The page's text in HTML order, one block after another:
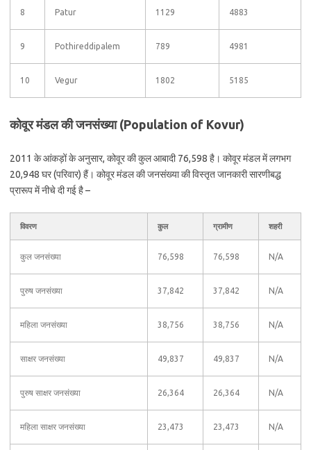
8 Patur 1129 4883
9 Pothireddipalem 789 4981
10 Vegur 1802 5185
कोवूर मंडल की जनसंख्या (Population of Kovur)
2011 के आंकड़ों के अनुसार, कोवूर की कुल आबादी 76,598 है। कोवूर मंडल में लगभग
20,948 घर (परिवार) हैं। कोवूर मंडल की जनसंख्या की विस्तृत जानकारी सारणीबद्ध
प्रारूप में नीचे दी गई है –
विवरण कुल ग्रामीण शहरी
कुल जनसंख्या 76,598 76,598 N/A
पुरुष जनसंख्या 37,842 37,842 N/A
महिला जनसंख्या 38,756 38,756 N/A
साक्षर जनसंख्या 49,837 49,837 N/A
पुरुष साक्षर जनसंख्या 26,364 26,364 N/A
महिला साक्षर जनसंख्या 23,473 23,473 N/A